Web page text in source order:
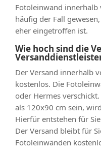
Fotoleinwand innerhalb
häufig der Fall
eher eingetroffen ist.
Wie hoch sind die
Der Versand innerhalb
kostenlos. Die
oder Hermes
als 120x90 cm sein,
Hierfür entstehen für
Der Versand bleibt für
Fotoleinwänden